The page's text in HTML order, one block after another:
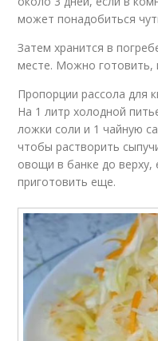
может понадобиться
Затем хранится в
месте. Можно готовить,
Пропорции рассола для
На 1 литр холодной
ложки соли и 1 чайную
чтобы растворить
овощи в банке до верху,
приготовить еще.